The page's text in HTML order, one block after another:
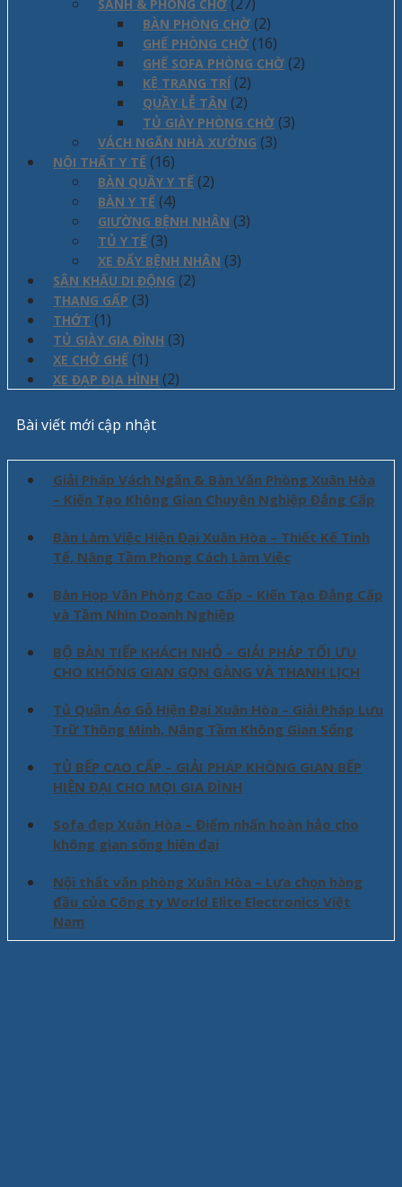
SẢNH & PHÒNG CHỜ
BÀN PHÒNG CHỜ (2)
GHẾ PHÒNG CHỜ (16)
GHẾ SOFA PHÒNG CHỜ (2)
KỆ TRANG TRÍ (2)
QUẦY LỄ TÂN (2)
TỦ GIÀY PHÒNG CHỜ (3)
VÁCH NGĂN NHÀ XƯỞNG (3)
NỘI THẤT Y TẾ (16)
BÀN QUẦY Y TẾ (2)
BÀN Y TẾ (4)
GIƯỜNG BỆNH NHÂN (3)
TỦ Y TẾ (3)
XE ĐẨY BỆNH NHÂN (3)
SÂN KHẤU DI ĐỘNG (2)
THANG GẤP (3)
THỚT (1)
TỦ GIÀY GIA ĐÌNH (3)
XE CHỞ GHẾ (1)
XE ĐẠP ĐỊA HÌNH (2)
Bài viết mới cập nhật
Giải Pháp Vách Ngăn & Bàn Văn Phòng Xuân Hòa
– Kiến Tạo Không Gian Chuyên Nghiệp Đẳng Cấp
Bàn Làm Việc Hiện Đại Xuân Hòa – Thiết Kế Tinh
Tế, Nâng Tầm Phong Cách Làm Việc
Bàn Họp Văn Phòng Cao Cấp – Kiến Tạo Đẳng Cấp
và Tầm Nhìn Doanh Nghiệp
BỘ BÀN TIẾP KHÁCH NHỎ – GIẢI PHÁP TỐI ƯU
CHO KHÔNG GIAN GỌN GÀNG VÀ THANH LỊCH
Tủ Quần Áo Gỗ Hiện Đại Xuân Hòa – Giải Pháp Lưu
Trữ Thông Minh, Nâng Tầm Không Gian Sống
TỦ BẾP CAO CẤP – GIẢI PHÁP KHÔNG GIAN BẾP
HIỆN ĐẠI CHO MỌI GIA ĐÌNH
Sofa đẹp Xuân Hòa – Điểm nhấn hoàn hảo cho
không gian sống hiện đại
Nội thất văn phòng Xuân Hòa – Lựa chọn hàng
đầu của Công ty World Elite Electronics Việt
Nam